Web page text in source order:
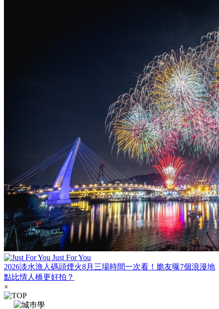
Just For You
2026淡水漁人碼頭煙火8月三場時間一次看！脆友曝7個浪漫地
點比情人橋更好拍？
×